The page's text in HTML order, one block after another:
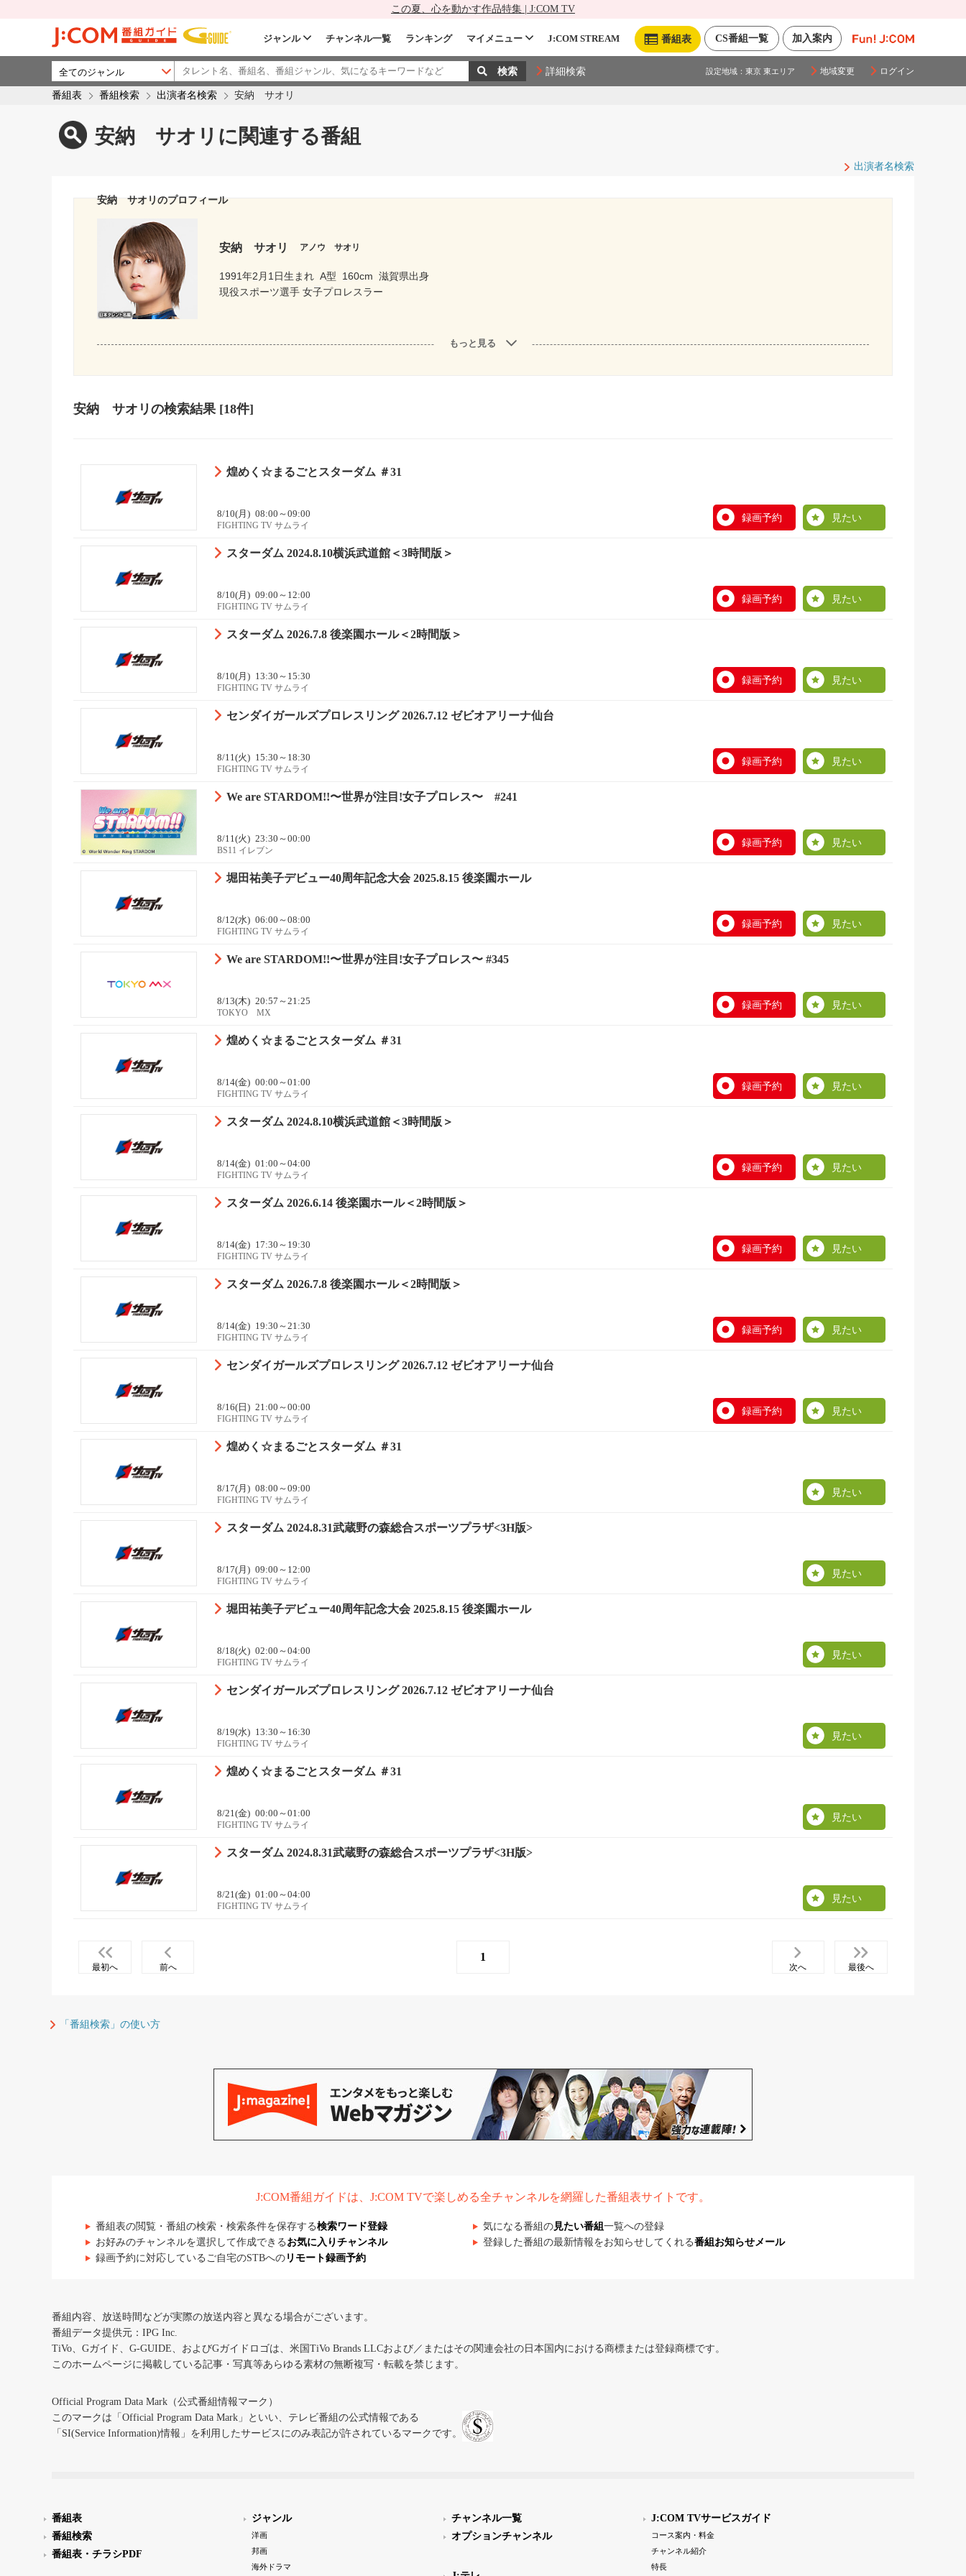
この夏、心を動かす作品特集 | J:COM TV
加入案内
CS番組一覧
番組表
ジャンル チャンネル一覧 ランキング マイメニュー J:COM STREAM
詳細検索 設定地域： 東京 東エリア 地域変更 ログイン
番組表 番組検索 出演者名検索 安納 サオリ
安納 サオリに関連する番組
出演者名検索
安納 サオリのプロフィール
安納 サオリ アノウ サオリ
1991年2月1日生まれ A型 160cm 滋賀県出身
現役スポーツ選手 女子プロレスラー
もっと見る
安納 サオリ の検索結果 [18件]
煌めく☆まるごとスターダム ＃31
8/10(月) 08:00～09:00
FIGHTING TV サムライ
録画予約 見たい
スターダム 2024.8.10横浜武道館＜3時間版＞
8/10(月) 09:00～12:00
FIGHTING TV サムライ
録画予約 見たい
スターダム 2026.7.8 後楽園ホール＜2時間版＞
8/10(月) 13:30～15:30
FIGHTING TV サムライ
録画予約 見たい
センダイガールズプロレスリング 2026.7.12 ゼビオアリーナ仙台
8/11(火) 15:30～18:30
FIGHTING TV サムライ
録画予約 見たい
We are STARDOM!!〜世界が注目!女子プロレス〜 #241
8/11(火) 23:30～00:00
BS11 イレブン
録画予約 見たい
堀田祐美子デビュー40周年記念大会 2025.8.15 後楽園ホール
8/12(水) 06:00～08:00
FIGHTING TV サムライ
録画予約 見たい
We are STARDOM!!〜世界が注目!女子プロレス〜 #345
8/13(木) 20:57～21:25
TOKYO MX
録画予約 見たい
煌めく☆まるごとスターダム ＃31
8/14(金) 00:00～01:00
FIGHTING TV サムライ
録画予約 見たい
スターダム 2024.8.10横浜武道館＜3時間版＞
8/14(金) 01:00～04:00
FIGHTING TV サムライ
録画予約 見たい
スターダム 2026.6.14 後楽園ホール＜2時間版＞
8/14(金) 17:30～19:30
FIGHTING TV サムライ
録画予約 見たい
スターダム 2026.7.8 後楽園ホール＜2時間版＞
8/14(金) 19:30～21:30
FIGHTING TV サムライ
録画予約 見たい
センダイガールズプロレスリング 2026.7.12 ゼビオアリーナ仙台
8/16(日) 21:00～00:00
FIGHTING TV サムライ
録画予約 見たい
煌めく☆まるごとスターダム ＃31
8/17(月) 08:00～09:00
FIGHTING TV サムライ
見たい
スターダム 2024.8.31武蔵野の森総合スポーツプラザ<3H版>
8/17(月) 09:00～12:00
FIGHTING TV サムライ
見たい
堀田祐美子デビュー40周年記念大会 2025.8.15 後楽園ホール
8/18(火) 02:00～04:00
FIGHTING TV サムライ
見たい
センダイガールズプロレスリング 2026.7.12 ゼビオアリーナ仙台
8/19(水) 13:30～16:30
FIGHTING TV サムライ
見たい
煌めく☆まるごとスターダム ＃31
8/21(金) 00:00～01:00
FIGHTING TV サムライ
見たい
スターダム 2024.8.31武蔵野の森総合スポーツプラザ<3H版>
8/21(金) 01:00～04:00
FIGHTING TV サムライ
見たい
最初へ 前へ
1
次へ 最後へ
「番組検索」の使い方
J:COM番組ガイドは、J:COM TVで楽しめる全チャンネルを網羅した番組表サイトです。
番組表の閲覧・番組の検索・検索条件を保存する検索ワード登録 気になる番組の見たい番組 一覧への登録
お好みのチャンネルを選択して作成できる お気に入りチャンネル 登録した番組の最新情報をお知らせしてくれる番組お知らせメール
録画予約に対応しているご自宅のSTBへの リモート録画予約
番組内容、放送時間などが実際の放送内容と異なる場合がございます。
番組データ提供元：IPG Inc.
TiVo、Gガイド、G-GUIDE、およびGガイドロゴは、米国TiVo Brands LLCおよび／またはその関連会社の日本国内における商標または登録商標です。
このホームページに掲載している記事・写真等あらゆる素材の無断複写・転載を禁じます。
Official Program Data Mark（公式番組情報マーク）
このマークは「Official Program Data Mark」といい、テレビ番組の公式情報である
「SI(Service Information)情報」を利用したサービスにのみ表記が許されているマークです。
番組表
番組検索
番組表・チラシPDF
ジャンル
洋画
邦画
海外ドラマ
チャンネル一覧
オプションチャンネル
J:COM TVサービスガイド
コース案内・料金
チャンネル紹介
特長